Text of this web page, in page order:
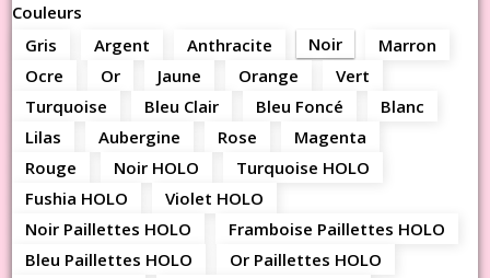
Couleurs
Gris
Argent Anthracite Noir
Marron
Ocre
Or Jaune Orange
Vert
Turquoise
Bleu Clair Bleu Foncé
Blanc
Lilas
Aubergine Rose
Magenta
Rouge
Noir HOLO
Turquoise HOLO
Fushia HOLO
Violet HOLO
Noir Paillettes HOLO
Framboise Paillettes HOLO
Bleu Paillettes HOLO
Or Paillettes HOLO